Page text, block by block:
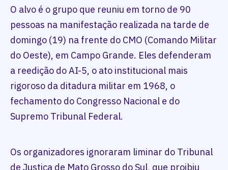
O alvo é o grupo que reuniu em torno de 90
pessoas na manifestação realizada na tarde de
domingo (19) na frente do CMO (Comando Militar
do Oeste), em Campo Grande. Eles defenderam
a reedição do AI-5, o ato institucional mais
rigoroso da ditadura militar em 1968, o
fechamento do Congresso Nacional e do
Supremo Tribunal Federal.
Os organizadores ignoraram liminar do Tribunal
de Justiça de Mato Grosso do Sul, que proibiu